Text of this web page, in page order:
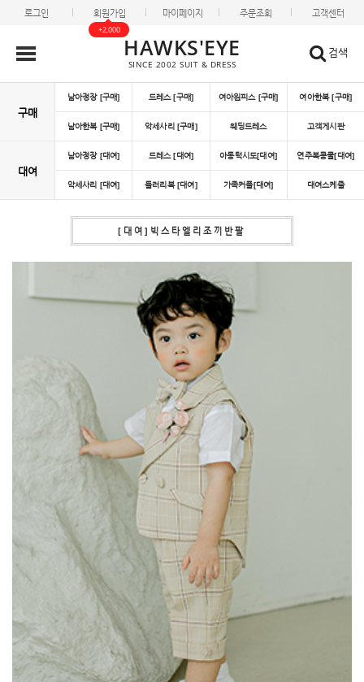
로그인 회원가입
+2,000
마이페이지 주문조회 고객센터
HAWKS'EYE
SINCE 2002 SUIT & DRESS
검색
구매
남아정장 [구매] 드레스 [구매] 여아원피스 [구매] 여아한복 [구매]
남아한복 [구매] 악세사리 [구매] 웨딩드레스 고객게시판
대여
남아정장 [대여] 드레스 [대여] 아동턱시도[대여] 연주복콩쿨[대여]
악세사리 [대여] 들러리복 [대여] 가족커플[대여] 대여스케쥴
[대여]빅스타엘리조끼반팔